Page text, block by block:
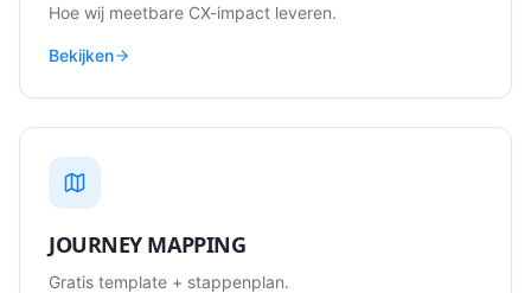
Hoe wij meetbare CX-impact leveren.
Bekijken
JOURNEY MAPPING
Gratis template + stappenplan.